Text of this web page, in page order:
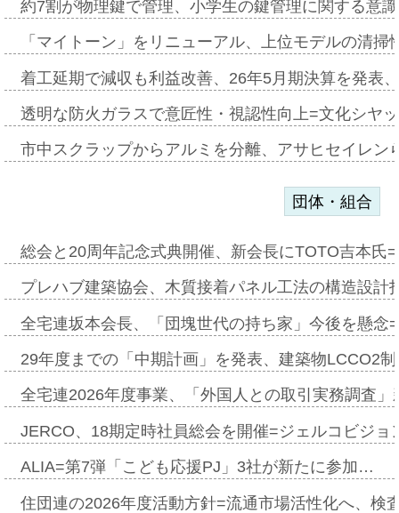
約7割が物理鍵で管理、小学生の鍵管理に関する意
「マイトーン」をリニューアル、上位モデルの清
着工延期で減収も利益改善、26年5月期決算を発表
透明な防火ガラスで意匠性・視認性向上=文化シヤ
市中スクラップからアルミを分離、アサヒセイレ
団体・組合
総会と20周年記念式典開催、新会長にTOTO吉本氏
プレハブ建築協会、木質接着パネル工法の構造設
全宅連坂本会長、「団塊世代の持ち家」今後を懸
29年度までの「中期計画」を発表、建築物LCCO2
全宅連2026年度事業、「外国人との取引実務調査
JERCO、18期定時社員総会を開催=ジェルコビジ
ALIA=第7弾「こども応援PJ」3社が新たに参加…
住団連の2026年度活動方針=流通市場活性化へ、検